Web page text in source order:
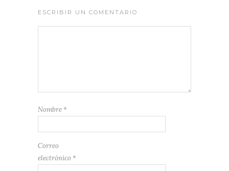
ESCRIBIR UN COMENTARIO
Nombre *
Correo
electrónico *